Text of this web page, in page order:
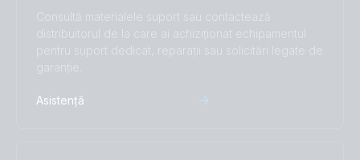
Consultă materialele suport sau contactează
distribuitorul de la care ai achiziționat echipamentul
pentru suport dedicat, reparații sau solicitări legate de
garanție.
Asistență